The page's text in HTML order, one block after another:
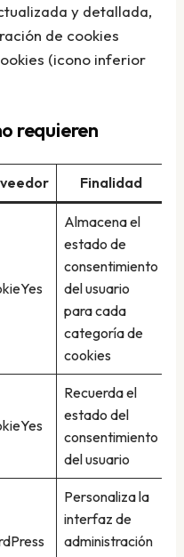
y detallada,
de cookies
(icono inferior
requieren
Finalidad
Almacena el
estado de
consentimiento
del usuario
para cada
categoría de
cookies
Recuerda el
estado del
consentimiento
del usuario
Personaliza la
interfaz de
administración